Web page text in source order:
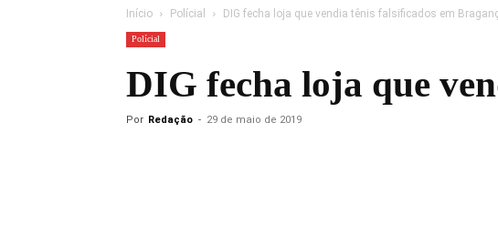
Início Polícial DIG fecha loja que vendia tênis falsificados em
Polícial
DIG fecha loja que
Por Redação - 29 de maio de 2019